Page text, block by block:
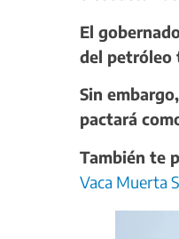
El
del petróleo
Sin
pactará
También te
Vaca Muerta